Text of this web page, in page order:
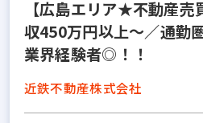
【広島エリア★不動産
収450万円以上～／通勤
業界経験者◎！！
近鉄不動産株式会社